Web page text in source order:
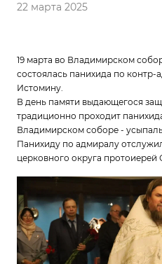
22 марта 2025
19 марта во Владимирском
состоялась панихида по
Истомину.
В день памяти выдающегося
традиционно проходит
Владимирском соборе -
Панихиду по адмиралу
церковного округа протоиерей